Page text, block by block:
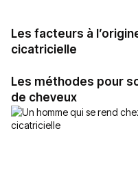
Les facteurs à
cicatricielle
Les méthodes pour
de cheveux